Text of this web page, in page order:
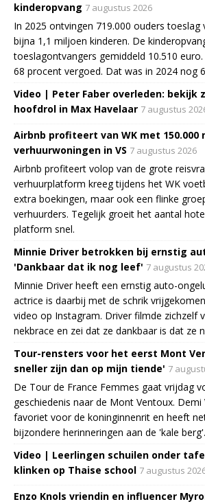
kinderopvang 7 augustus 2026
In 2025 ontvingen 719.000 ouders toeslag
bijna 1,1 miljoen kinderen. De
toeslagontvangers gemiddeld 10.510
68 procent vergoed. Dat was in 2024 nog
Video | Peter Faber overleden: bekijk
hoofdrol in Max Havelaar 7 augustus
Airbnb profiteert van WK met 150.000
verhuurwoningen in VS 7 augustus 2026
Airbnb profiteert volop van de grote
verhuurplatform kreeg tijdens het WK
extra boekingen, maar ook een flinke
verhuurders. Tegelijk groeit het aantal
platform snel.
Minnie Driver betrokken bij ernstig
'Dankbaar dat ik nog leef' 7 augustus
Minnie Driver heeft een ernstig auto-
actrice is daarbij met de schrik
video op Instagram. Driver filmde zichzelf
nekbrace en zei dat ze dankbaar is dat ze
Tour-rensters voor het eerst Mont
sneller zijn dan op mijn tiende' 7
De Tour de France Femmes gaat vrijdag
geschiedenis naar de Mont Ventoux.
favoriet voor de koninginnenrit en heeft
bijzondere herinneringen aan de 'kale berg'.
Video | Leerlingen schuilen onder
klinken op Thaise school 7 augustus
Enzo Knols vriendin en influencer